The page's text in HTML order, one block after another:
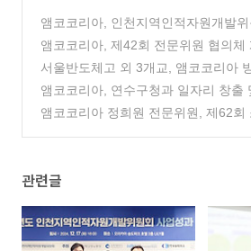
앰코코리아, 인천지역인적자원개발위
업성과 보고회 시상식에서 중부지방고
청장상 수상
(3)
앰코코리아, 제42회 전문위원 협의체
(1)
서울반도체고 외 3개교, 앰코코리아
앰코코리아, 연수구청과 일자리 창출
극대화를 위한 업무협약 체결
(0)
앰코코리아 정희원 전문위원, 제62회
관련글